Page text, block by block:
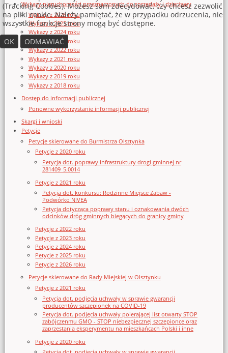
Wykazy nieruchomości przeznaczonych do sprzedaży i dzierżawy
Wykazy z 2026 roku
Wykazy z 2025 roku
Wykazy z 2024 roku
Wykazy z 2023 roku
Wykazy z 2022 roku
Wykazy z 2021 roku
Wykazy z 2020 roku
Wykazy z 2019 roku
Wykazy z 2018 roku
Dostęp do informacji publicznej
Ponowne wykorzystanie informacji publicznej
Skargi i wnioski
Petycje
Petycje skierowane do Burmistrza Olsztynka
Petycje z 2020 roku
Petycja dot. poprawy infrastruktury drogi gminnej nr
281409_5.0014
Petycje z 2021 roku
Petycja dot. konkursu: Rodzinne Miejsce Zabaw -
Podwórko NIVEA
Petycja dotycząca poprawy stanu i oznakowania dwóch
odcinków dróg gminnych biegących do granicy gminy
Petycje z 2022 roku
Petycje z 2023 roku
Petycje z 2024 roku
Petycje z 2025 roku
Petycje z 2026 roku
Petycje skierowane do Rady Miejskiej w Olsztynku
Petycje z 2021 roku
Petycja dot. podjęcia uchwały w sprawie gwarancji
producentów szczepionek na COVID-19
Petycja dot. podjęcia uchwały poierającej list otwarty STOP
zabójczenmu GMO - STOP niebezpiecznej szczepionce oraz
zaprzestania eksperymentu na mieszkańcach Polski i inne
Petycje z 2020 roku
(Tracking Cookies). Możesz sam zdecydować, czy chcesz zezwolić
na pliki cookie. Należy pamiętać, że w przypadku odrzucenia, nie
wszystkie funkcje strony mogą być dostępne.
OK
ODMAWIAĆ